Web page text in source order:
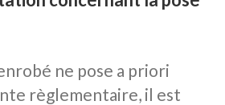
ne pose a priori
règlementaire, il est